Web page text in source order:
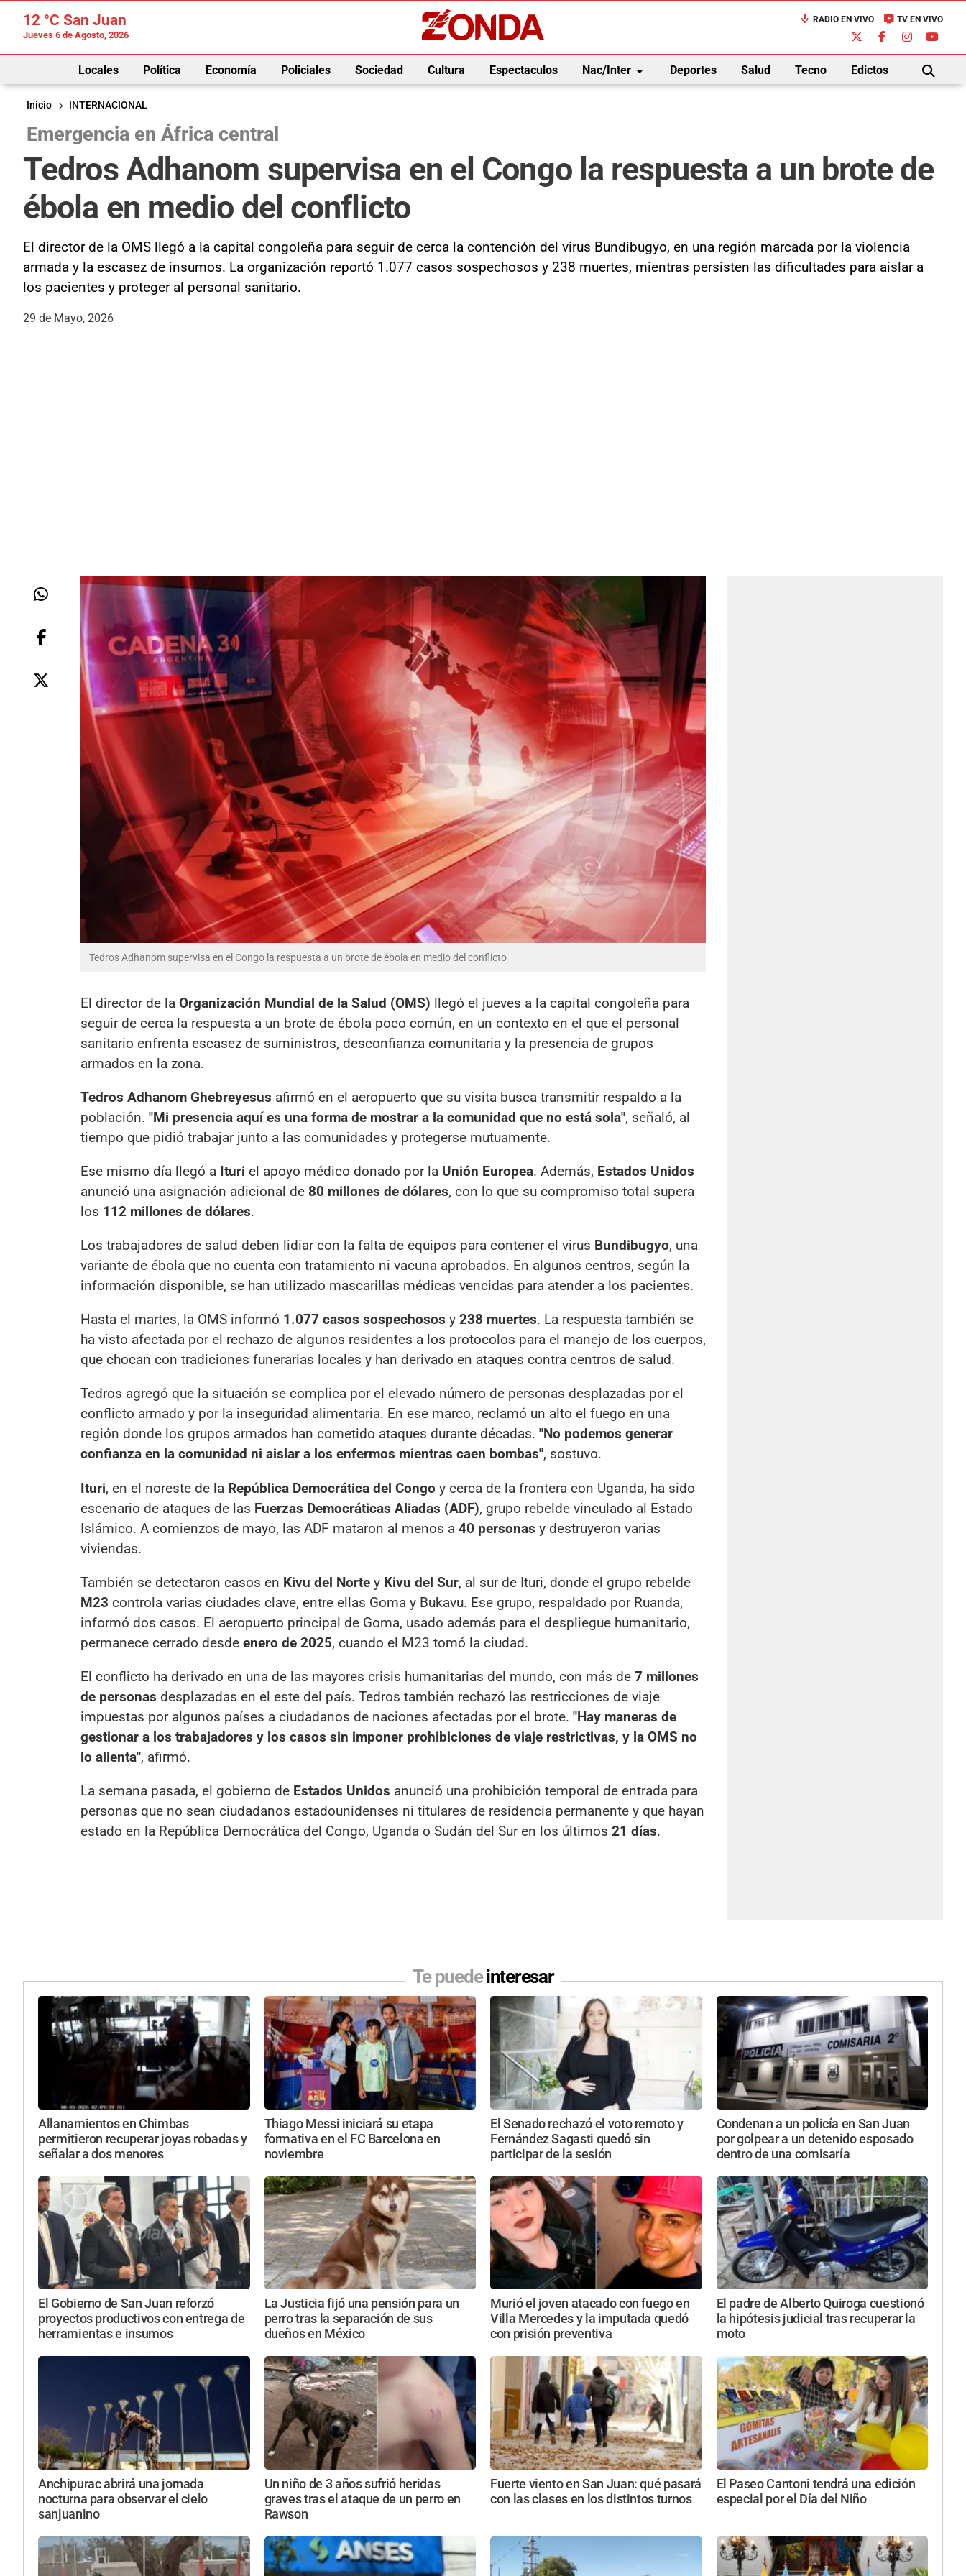
12 °C San Juan
Jueves 6 de Agosto, 2026
mic RADIO EN VIVO live_tv TV EN VIVO
Locales Política Economía Policiales Sociedad Cultura Espectaculos Nac/Interarrow_drop_down Deportes Salud Tecno Edictos
BUSCAR
Inicio
INTERNACIONAL
Emergencia en África central
Tedros Adhanom supervisa en el Congo la respuesta a un brote de
ébola en medio del conflicto
El director de la OMS llegó a la capital congoleña para seguir de cerca la contención del virus Bundibugyo, en una región marcada por la violencia
armada y la escasez de insumos. La organización reportó 1.077 casos sospechosos y 238 muertes, mientras persisten las dificultades para aislar a
los pacientes y proteger al personal sanitario.
29 de Mayo, 2026
Tedros Adhanom supervisa en el Congo la respuesta a un brote de ébola en medio del conflicto
El director de la Organización Mundial de la Salud (OMS) llegó el jueves a la capital congoleña para
seguir de cerca la respuesta a un brote de ébola poco común, en un contexto en el que el personal
sanitario enfrenta escasez de suministros, desconfianza comunitaria y la presencia de grupos
armados en la zona.
Tedros Adhanom Ghebreyesus afirmó en el aeropuerto que su visita busca transmitir respaldo a la
población. "Mi presencia aquí es una forma de mostrar a la comunidad que no está sola", señaló, al
tiempo que pidió trabajar junto a las comunidades y protegerse mutuamente.
Ese mismo día llegó a Ituri el apoyo médico donado por la Unión Europea. Además, Estados Unidos
anunció una asignación adicional de 80 millones de dólares, con lo que su compromiso total supera
los 112 millones de dólares.
Los trabajadores de salud deben lidiar con la falta de equipos para contener el virus Bundibugyo, una
variante de ébola que no cuenta con tratamiento ni vacuna aprobados. En algunos centros, según la
información disponible, se han utilizado mascarillas médicas vencidas para atender a los pacientes.
Hasta el martes, la OMS informó 1.077 casos sospechosos y 238 muertes. La respuesta también se
ha visto afectada por el rechazo de algunos residentes a los protocolos para el manejo de los cuerpos,
que chocan con tradiciones funerarias locales y han derivado en ataques contra centros de salud.
Tedros agregó que la situación se complica por el elevado número de personas desplazadas por el
conflicto armado y por la inseguridad alimentaria. En ese marco, reclamó un alto el fuego en una
región donde los grupos armados han cometido ataques durante décadas. "No podemos generar
confianza en la comunidad ni aislar a los enfermos mientras caen bombas", sostuvo.
Ituri, en el noreste de la República Democrática del Congo y cerca de la frontera con Uganda, ha sido
escenario de ataques de las Fuerzas Democráticas Aliadas (ADF), grupo rebelde vinculado al Estado
Islámico. A comienzos de mayo, las ADF mataron al menos a 40 personas y destruyeron varias
viviendas.
También se detectaron casos en Kivu del Norte y Kivu del Sur, al sur de Ituri, donde el grupo rebelde
M23 controla varias ciudades clave, entre ellas Goma y Bukavu. Ese grupo, respaldado por Ruanda,
informó dos casos. El aeropuerto principal de Goma, usado además para el despliegue humanitario,
permanece cerrado desde enero de 2025, cuando el M23 tomó la ciudad.
El conflicto ha derivado en una de las mayores crisis humanitarias del mundo, con más de 7 millones
de personas desplazadas en el este del país. Tedros también rechazó las restricciones de viaje
impuestas por algunos países a ciudadanos de naciones afectadas por el brote. "Hay maneras de
gestionar a los trabajadores y los casos sin imponer prohibiciones de viaje restrictivas, y la OMS no
lo alienta", afirmó.
La semana pasada, el gobierno de Estados Unidos anunció una prohibición temporal de entrada para
personas que no sean ciudadanos estadounidenses ni titulares de residencia permanente y que hayan
estado en la República Democrática del Congo, Uganda o Sudán del Sur en los últimos 21 días.
Te puedeinteresar
Allanamientos en Chimbas
permitieron recuperar joyas robadas y
señalar a dos menores
Thiago Messi iniciará su etapa
formativa en el FC Barcelona en
noviembre
El Senado rechazó el voto remoto y
Fernández Sagasti quedó sin
participar de la sesión
Condenan a un policía en San Juan
por golpear a un detenido esposado
dentro de una comisaría
El Gobierno de San Juan reforzó
proyectos productivos con entrega de
herramientas e insumos
La Justicia fijó una pensión para un
perro tras la separación de sus
dueños en México
Murió el joven atacado con fuego en
Villa Mercedes y la imputada quedó
con prisión preventiva
El padre de Alberto Quiroga cuestionó
la hipótesis judicial tras recuperar la
moto
Anchipurac abrirá una jornada
nocturna para observar el cielo
sanjuanino
Un niño de 3 años sufrió heridas
graves tras el ataque de un perro en
Rawson
Fuerte viento en San Juan: qué pasará
con las clases en los distintos turnos
El Paseo Cantoni tendrá una edición
especial por el Día del Niño